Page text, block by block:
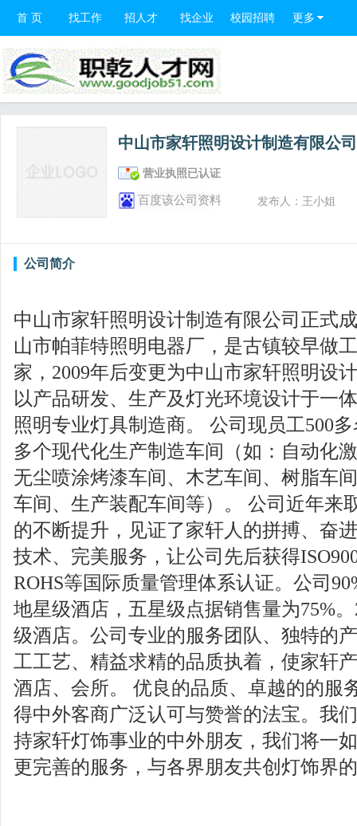
首 页 找工作 招人才 找企业 校园招聘 更多
中山市家轩照明设计制造有限公司
营业执照已认证
百度该公司资料 发布人：王小姐
公司简介
中山市家轩照明设计制造有限公司正式
山市帕菲特照明电器厂，是古镇较早做
家，2009年后变更为中山市家轩照明设
以产品研发、生产及灯光环境设计于一
照明专业灯具制造商。 公司现员工500
多个现代化生产制造车间（如：自动化
无尘喷涂烤漆车间、木艺车间、树脂车
车间、生产装配车间等）。 公司近年来
的不断提升，见证了家轩人的拼搏、奋
技术、完美服务，让公司先后获得
ROHS等国际质量管理体系认证。公司
地星级酒店，五星级点据销售量为75%
级酒店。公司专业的服务团队、独特的
工工艺、精益求精的品质执着，使家轩
酒店、会所。 优良的品质、卓越的的服
得中外客商广泛认可与赞誉的法宝。我
持家轩灯饰事业的中外朋友，我们将一
更完善的服务，与各界朋友共创灯饰界